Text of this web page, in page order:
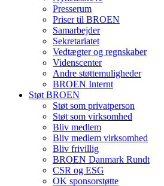
Presserum
Priser til BROEN
Samarbejder
Sekretariatet
Vedtægter og regnskaber
Videnscenter
Andre støttemuligheder
BROEN Internt
Støt BROEN
Støt som privatperson
Støt som virksomhed
Bliv medlem
Bliv medlem virksomhed
Bliv frivillig
BROEN Danmark Rundt
CSR og ESG
OK sponsorstøtte